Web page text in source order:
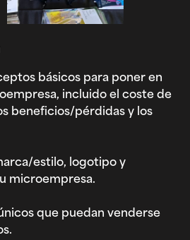
básicos para poner en
incluido el coste de
beneficios/pérdidas y los
estilo, logotipo y
microempresa.
que puedan venderse